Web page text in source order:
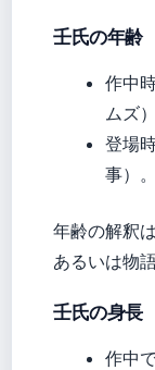
壬氏の年齢
作中
ムズ）
登場
事）。
年齢の解釈
あるいは物
壬氏の身長
作中